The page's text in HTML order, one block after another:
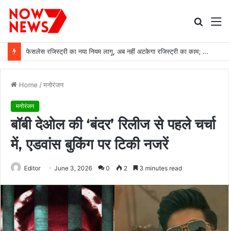
Search
फेसलेस रजिस्ट्री का नया नियम लागू, अब नहीं अटकेगा रजिस्ट्री का काम; जानें आम लोगों को क्या होगा फायदा
Home /मनोरंजन
मनोरंजन
बॉबी देओल की ‘बंदर’ रिलीज से पहले चर्चा
में, एडवांस बुकिंग पर टिकी नजरें
Editor June 3, 2026 0 2 3 minutes read